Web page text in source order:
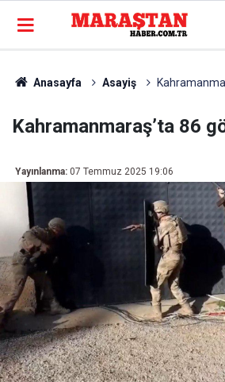
Anasayfa Asayiş
Kahramanmaraş’ta 86
Yayınlanma: 07 Temmuz 2025 19:06